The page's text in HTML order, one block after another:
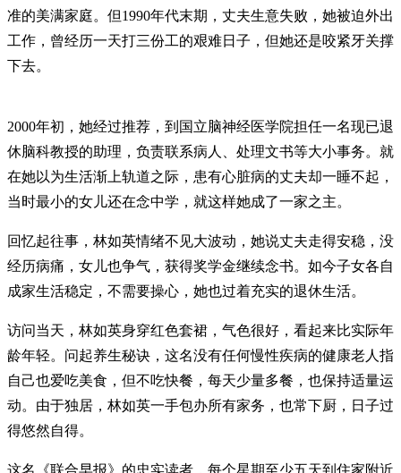
准的美满家庭。但1990年代末期，丈夫生意失败，她被迫外出
工作，曾经历一天打三份工的艰难日子，但她还是咬紧牙关撑
下去。
2000年初，她经过推荐，到国立脑神经医学院担任一名现已退
休脑科教授的助理，负责联系病人、处理文书等大小事务。就
在她以为生活渐上轨道之际，患有心脏病的丈夫却一睡不起，
当时最小的女儿还在念中学，就这样她成了一家之主。
回忆起往事，林如英情绪不见大波动，她说丈夫走得安稳，没
经历病痛，女儿也争气，获得奖学金继续念书。如今子女各自
成家生活稳定，不需要操心，她也过着充实的退休生活。
访问当天，林如英身穿红色套裙，气色很好，看起来比实际年
龄年轻。问起养生秘诀，这名没有任何慢性疾病的健康老人指
自己也爱吃美食，但不吃快餐，每天少量多餐，也保持适量运
动。由于独居，林如英一手包办所有家务，也常下厨，日子过
得悠然自得。
这名《联合早报》的忠实读者，每个星期至少五天到住家附近